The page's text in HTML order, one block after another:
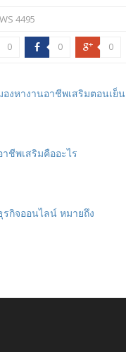
4495
0 b 0 c 0
องหางานอาชีพเสริมตอนเย็น
าชีพเสริมคืออะไร
รกิจออนไลน์ หมายถึง